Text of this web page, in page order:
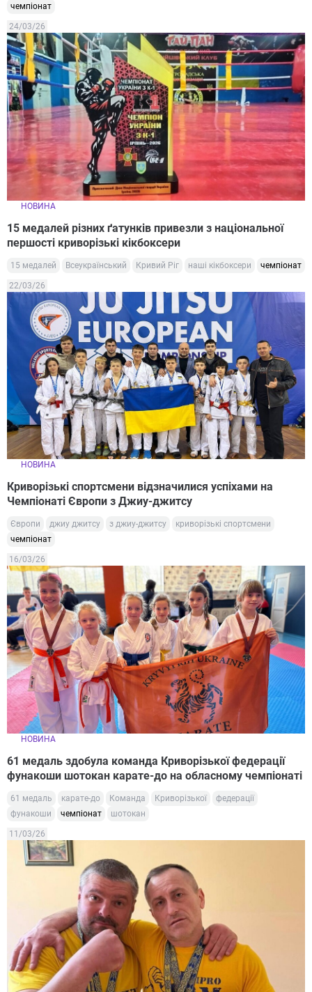
чемпіонат
24/03/26
НОВИНА
15 медалей різних ґатунків привезли з національної
першості криворізькі кікбоксери
15 медалей Всеукраїнський Кривий Ріг наші кікбоксери чемпіонат
22/03/26
НОВИНА
Криворізькі спортсмени відзначилися успіхами на
Чемпіонаті Європи з Джиу-джитсу
Європи джиу джитсу з джиу-джитсу
криворізькі спортсмени
чемпіонат
16/03/26
НОВИНА
61 медаль здобула команда Криворізької федерації
фунакоши шотокан карате-до на обласному чемпіонаті
61 медаль карате-до Команда Криворізької
федерації
фунакоши
чемпіонат шотокан
11/03/26